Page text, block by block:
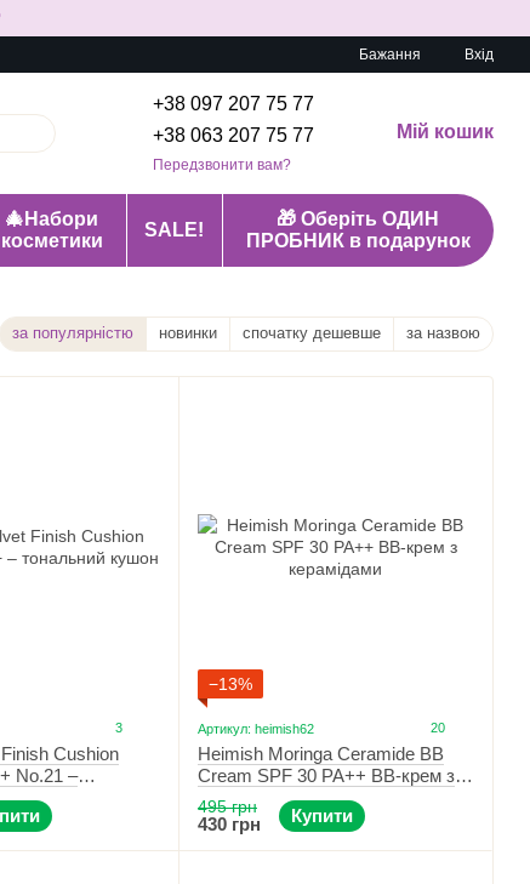
Бажання Вхід
+38 097 207 75 77
+38 063 207 75 77
Передзвонити вам?
Мій кошик
🎄Набори
косметики
SALE!
🎁 Оберіть ОДИН
ПРОБНИК в подарунок
за популярністю новинки спочатку дешевше за назвою
3
Cushion
No.21 –
−13%
Артикул: heimish62 20
Heimish Moringa Ceramide BB
Cream SPF 30 PA++ BB-крем з
керамідами 21C Light Beige
495 грн
430 грн Купити